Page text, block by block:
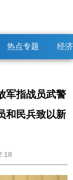
热点专题 经
军指战员武警
和民兵致以新